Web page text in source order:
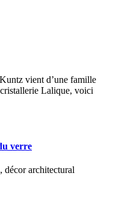
vient d’une famille
Lalique, voici
verre
décor architectural